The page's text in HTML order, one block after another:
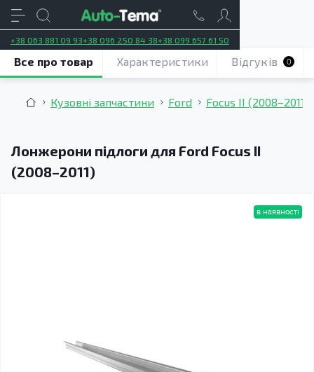
+38 063 881 09 93+38 096 250 84 38+38 099 657 61 50
Кузовні запчастини Ford Focus II (2008–2011)
Лонжерони підлоги для Ford Focus II
(2008–2011)
Все про товар Характеристики Відгуків 0
в наявності